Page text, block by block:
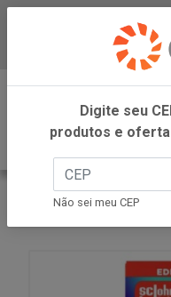
INÍCIO
SC JOHNSON
Digite seu
produtos e
Não sei meu CEP